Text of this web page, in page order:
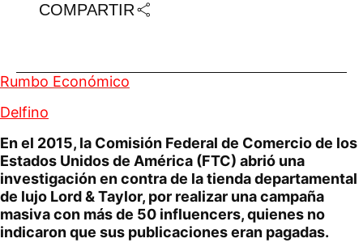
COMPARTIR
Rumbo Económico
Delfino
En el 2015, la Comisión Federal de Comercio de los
Estados Unidos de América (FTC) abrió una
investigación en contra de la tienda departamental
de lujo Lord & Taylor, por realizar una campaña
masiva con más de 50 influencers, quienes no
indicaron que sus publicaciones eran pagadas.